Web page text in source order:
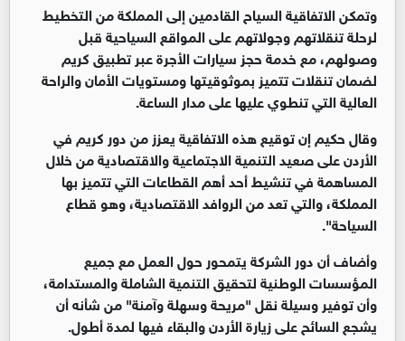
وتمكن الاتفاقية السياح القادمين إلى المملكة من التخطيط
لرحلة تنقلاتهم وجولاتهم على المواقع السياحية قبل
وصولهم، مع خدمة حجز سيارات الأجرة عبر تطبيق كريم
لضمان تنقلات تتميز بموثوقيتها ومستويات الأمان والراحة
العالية التي تنطوي عليها على مدار الساعة.
وقال حكيم إن توقيع هذه الاتفاقية يعزز من دور كريم في
الأردن على صعيد التنمية الاجتماعية والاقتصادية من خلال
المساهمة في تنشيط أحد أهم القطاعات التي تتميز بها
المملكة، والتي تعد من الروافد الاقتصادية، وهو قطاع
السياحة".
وأضاف أن دور الشركة يتمحور حول العمل مع جميع
المؤسسات الوطنية لتحقيق التنمية الشاملة والمستدامة،
وأن توفير وسيلة نقل "مريحة وسهلة وآمنة" من شأنه أن
يشجع السائح على زيارة الأردن والبقاء فيها لمدة أطول.